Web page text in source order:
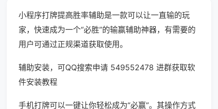
小程序打牌提高胜率辅助是一款可以让一直输的玩
家，快速成为一个“必胜”的输赢辅助神器，有需要的
用户可通过正规渠道获取使用。
辅助安装，可QQ搜索申请 549552478 进群获取软
件安装教程
手机打牌可以一键让你轻松成为“必赢”。其操作方式